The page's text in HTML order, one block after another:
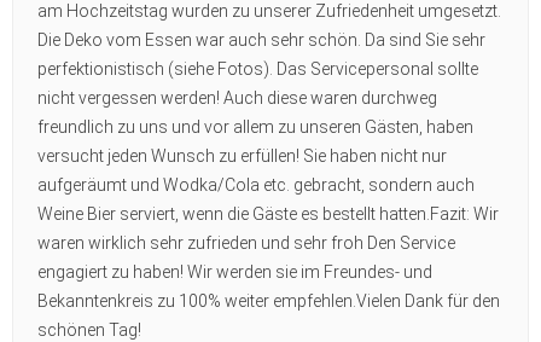
am Hochzeitstag wurden zu unserer Zufriedenheit umgesetzt.
Die Deko vom Essen war auch sehr schön. Da sind Sie sehr
perfektionistisch (siehe Fotos). Das Servicepersonal sollte
nicht vergessen werden! Auch diese waren durchweg
freundlich zu uns und vor allem zu unseren Gästen, haben
versucht jeden Wunsch zu erfüllen! Sie haben nicht nur
aufgeräumt und Wodka/Cola etc. gebracht, sondern auch
Weine Bier serviert, wenn die Gäste es bestellt hatten.Fazit: Wir
waren wirklich sehr zufrieden und sehr froh Den Service
engagiert zu haben! Wir werden sie im Freundes- und
Bekanntenkreis zu 100% weiter empfehlen.Vielen Dank für den
schönen Tag!